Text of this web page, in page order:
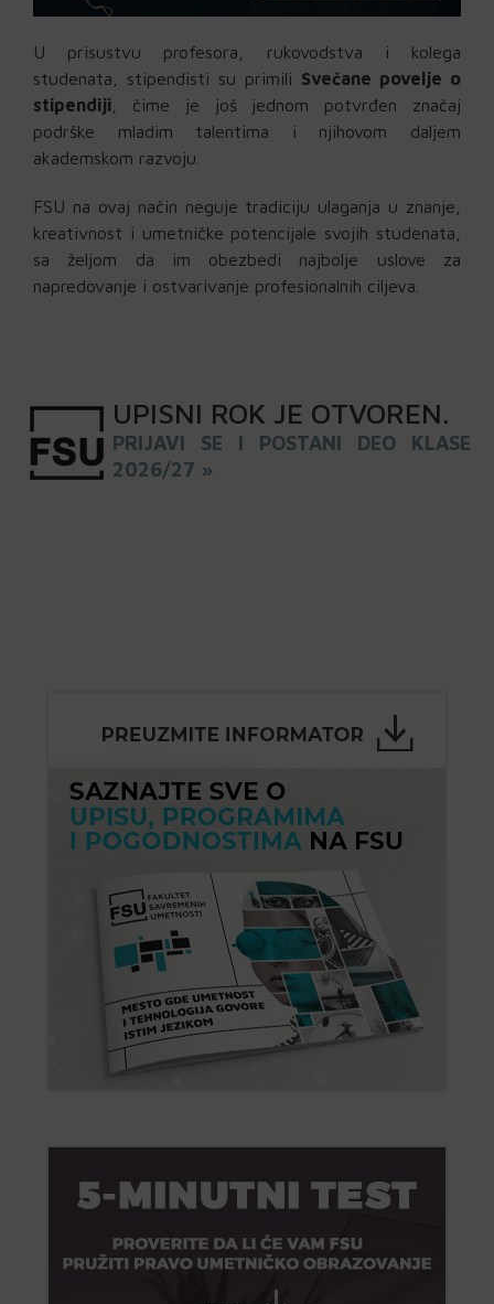
U prisustvu profesora, rukovodstva i kolega
studenata, stipendisti su primili Svečane povelje o
stipendiji , čime je još jednom potvrđen značaj
podrške mladim talentima i njihovom daljem
akademskom razvoju.
FSU na ovaj način neguje tradiciju ulaganja u znanje,
kreativnost i umetničke potencijale svojih studenata,
sa željom da im obezbedi najbolje uslove za
napredovanje i ostvarivanje profesionalnih ciljeva.
UPISNI ROK JE OTVOREN.
PRIJAVI SE I POSTANI DEO KLASE
2026/27 »